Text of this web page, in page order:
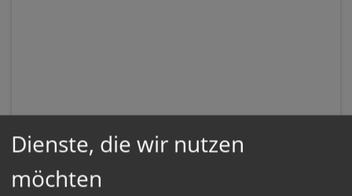
Dienste, die wir nutzen
möchten